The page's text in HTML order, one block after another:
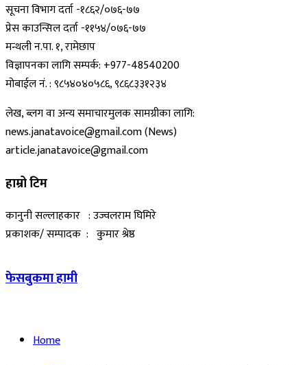
सूचना विभाग दर्ता -१८६२/०७६-७७
प्रेस काउन्सिल दर्ता -११५४/०७६-७७
मन्थली न.पा. १, रामेछाप
विज्ञापनका लागि सम्पर्क: +977-48540200
मोबाईल नं. : ९८५४०४०५८६, ९८६८३३१२३४
लेख, ब्लग वा अन्य समाचारमुलक सामग्रीका लागि:
news.janatavoice@gmail.com (News)
article.janatavoice@gmail.com
हाम्रो टिम
कानुनी सल्लाहकार : उज्वलराम घिमिरे
प्रकाशक/ सम्पादक : कुमार श्रेष्ठ
फेसबुकमा हामी
Home